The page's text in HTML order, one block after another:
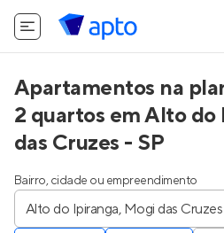
Apartamentos na
2 quartos em Alto do
das Cruzes - SP
Bairro, cidade ou empreendimento